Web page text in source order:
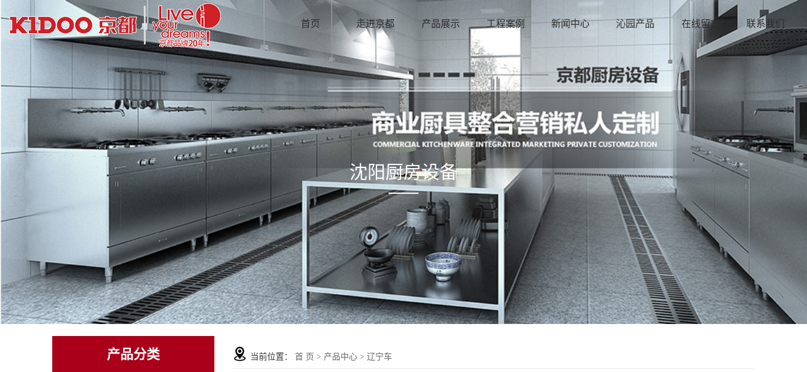
首页 走进京都 产品展示 工程案例 新闻中心 沁园产品 在线留言 联系我们
沈阳厨房设备
产品分类 当前位置： 首 页 > 产品中心 > 辽宁车